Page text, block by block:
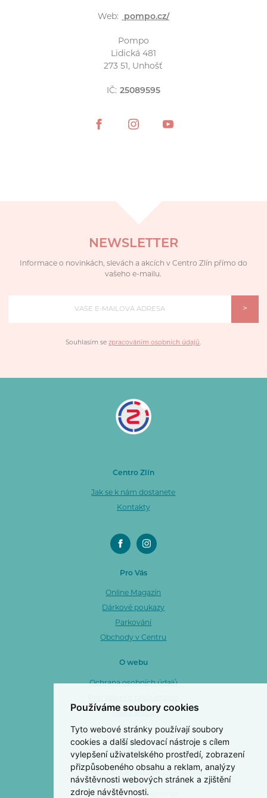
Používáme soubory cookies
Tyto webové stránky používají soubory
cookies a další sledovací nástroje s cílem
vylepšení uživatelského prostředí, zobrazení
přizpůsobeného obsahu a reklam, analýzy
návštěvnosti webových stránek a zjištění
zdroje návštěvnosti.
Web: pompo.cz/
Pompo
Lidická 481
273 51, Unhošť
IČ: 25089595
NEWSLETTER
Informace o novinkách, slevách a akcích v Centro Zlín přímo do
vašeho e-mailu.
>
Souhlasím sezpracováním osobních údajů.
Centro Zlín
Jak se k nám dostanete
Kontakty
Pro Vás
Online Magazín
Dárkové poukazy
Parkování
Obchody v Centru
O webu
Ochrana osobních údajů
Mapa webu
Cookies
Centro Zlín a. s.
OC Centro Zlín
3. května 1170
763 02 Zlín 4 - Malenovice